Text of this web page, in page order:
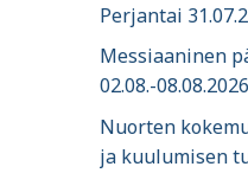
Perjantai
Messiaaninen
02.08.-08.08.2026
Nuorten
ja kuulumisen